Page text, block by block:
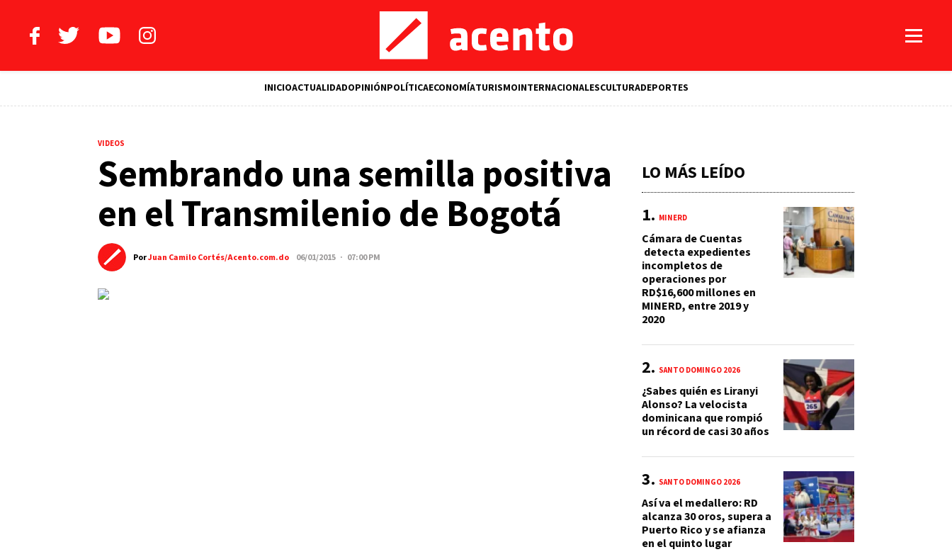
INICIOACTUALIDADOPINIÓNPOLÍTICAECONOMÍATURISMOINTERNACIONALESCULTURADEPORTES
VIDEOS
Sembrando una semilla positiva
en el Transmilenio de Bogotá
PorJuan Camilo Cortés/Acento.com.do 06/01/2015 · 07:00 PM
LO MÁS LEÍDO
MINERD
Cámara de Cuentas
detecta expedientes
incompletos de
operaciones por
RD$16,600 millones en
MINERD, entre 2019 y
2020
SANTO DOMINGO 2026
¿Sabes quién es Liranyi
Alonso? La velocista
dominicana que rompió
un récord de casi 30 años
SANTO DOMINGO 2026
Así va el medallero: RD
alcanza 30 oros, supera a
Puerto Rico y se afianza
en el quinto lugar